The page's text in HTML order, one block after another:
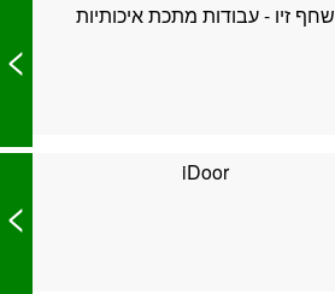
שחף זיו - עבודות מתכת איכותיות
>
iDoor
>